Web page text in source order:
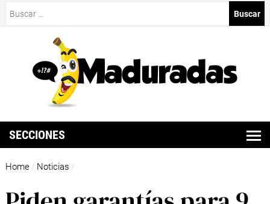
SECCIONES
Home / Noticias /